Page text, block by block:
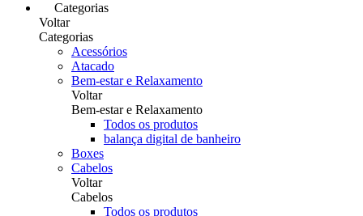
Categorias
Voltar
Categorias
Acessórios
Atacado
Bem-estar e Relaxamento
Voltar
Bem-estar e Relaxamento
Todos os produtos
balança digital de banheiro
Boxes
Cabelos
Voltar
Cabelos
Todos os produtos